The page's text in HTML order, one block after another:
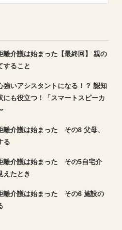
離介護は始まった【最終回】 親の
すること
強いアシスタントになる！？ 認知
にも役立つ！「スマートスピーカ
離介護は始まった その8 父母、
る
離介護は始まった その5自宅介
えたとき
離介護は始まった その6 施設の